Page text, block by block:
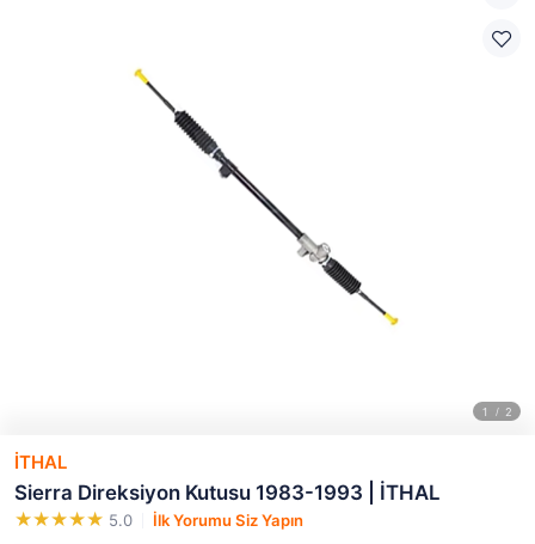
İTHAL
Sierra Direksiyon Kutusu 1983-1993 | İTHAL
5.0 İlk Yorumu Siz Yapın